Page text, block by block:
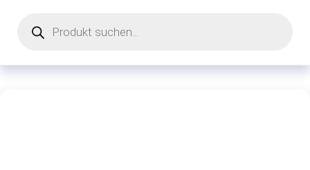
search